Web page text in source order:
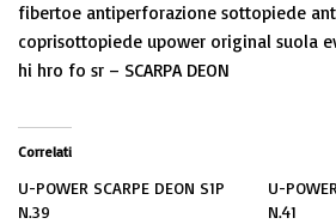
fibertoe antiperforazione sottopiede
coprisottopiede upower original suola
hi hro fo sr – SCARPA DEON
Correlati
U-POWER SCARPE DEON S1P
N.39
U-
N.41